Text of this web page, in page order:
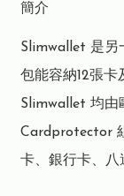
簡介
Slimwallet 是另
包能容納12張卡
Slimwallet 均由
Cardprotector
卡、銀行卡、八